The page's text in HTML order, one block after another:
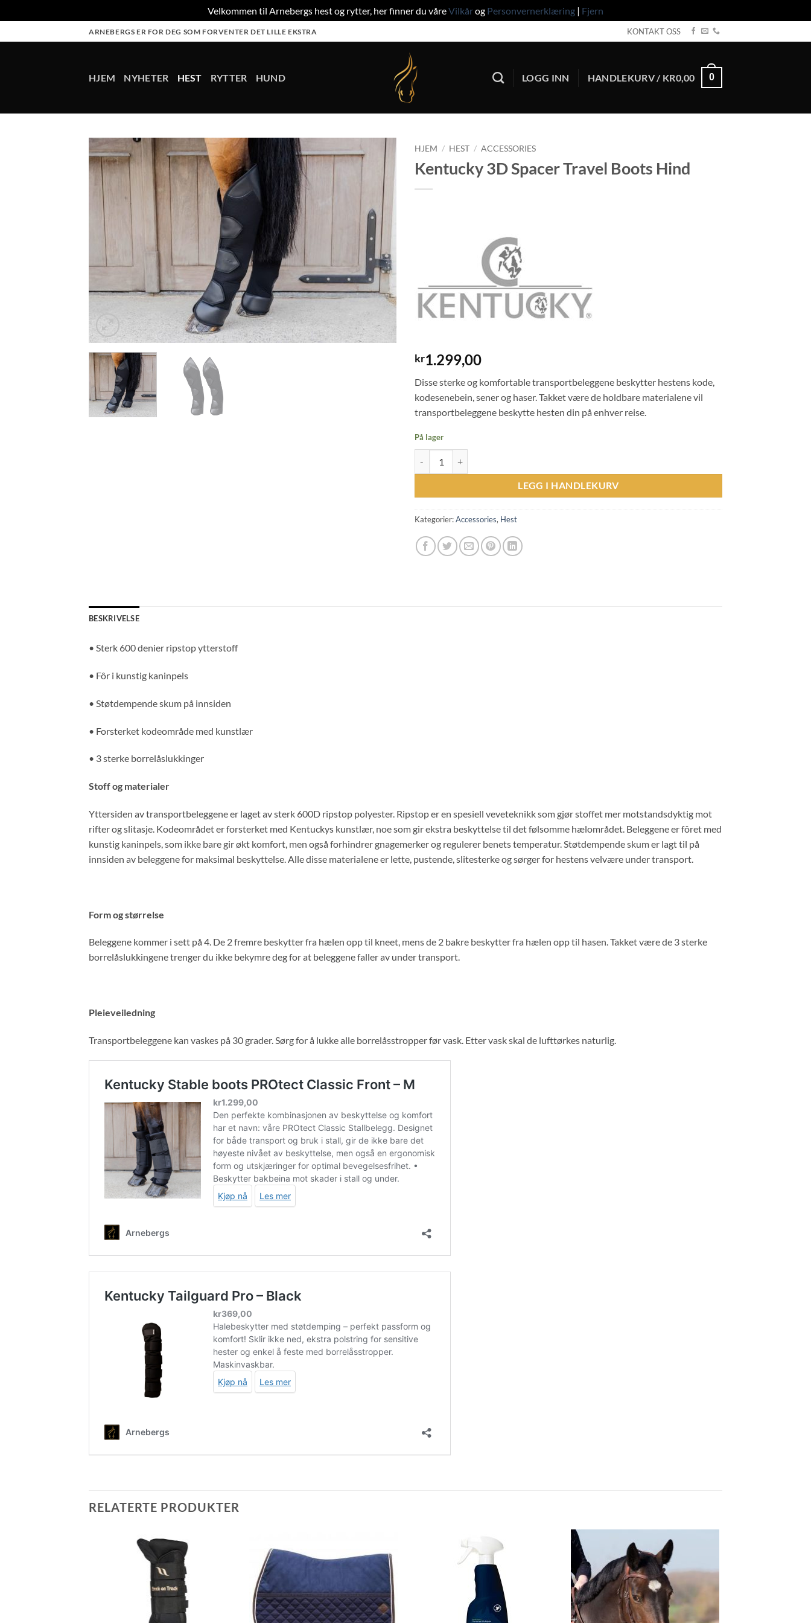
Velkommen til Arnebergs hest og rytter, her finner du våreVilkårog Personvernerklæring | Fjern
to
ARNEBERGS ER FOR DEG SOM FORVENTER DET LILLE EKSTRA KONTAKT OSS
HJEM NYHETER HEST RYTTER HUND LOGG INN HANDLEKURV / KR0,00 0
HJEM / HEST / ACCESSORIES
Kentucky 3D Spacer Travel Boots Hind
kr1.299,00
Disse sterke og komfortable transportbeleggene beskytter hestens kode,
kodesenebein, sener og haser. Takket være de holdbare materialene vil
transportbeleggene beskytte hesten din på enhver reise.
På lager
LEGG I HANDLEKURV
Kategorier:Accessories, Hest
BESKRIVELSE
• Sterk 600 denier ripstop ytterstoff
• Fôr i kunstig kaninpels
• Støtdempende skum på innsiden
• Forsterket kodeområde med kunstlær
• 3 sterke borrelåslukkinger
Stoff og materialer
Yttersiden av transportbeleggene er laget av sterk 600D ripstop polyester. Ripstop er en spesiell veveteknikk som gjør stoffet mer motstandsdyktig mot
rifter og slitasje. Kodeområdet er forsterket med Kentuckys kunstlær, noe som gir ekstra beskyttelse til det følsomme hælområdet. Beleggene er fôret med
kunstig kaninpels, som ikke bare gir økt komfort, men også forhindrer gnagemerker og regulerer benets temperatur. Støtdempende skum er lagt til på
innsiden av beleggene for maksimal beskyttelse. Alle disse materialene er lette, pustende, slitesterke og sørger for hestens velvære under transport.
Form og størrelse
Beleggene kommer i sett på 4. De 2 fremre beskytter fra hælen opp til kneet, mens de 2 bakre beskytter fra hælen opp til hasen. Takket være de 3 sterke
borrelåslukkingene trenger du ikke bekymre deg for at beleggene faller av under transport.
Pleieveiledning
Transportbeleggene kan vaskes på 30 grader. Sørg for å lukke alle borrelåsstropper før vask. Etter vask skal de lufttørkes naturlig.
RELATERTE PRODUKTER